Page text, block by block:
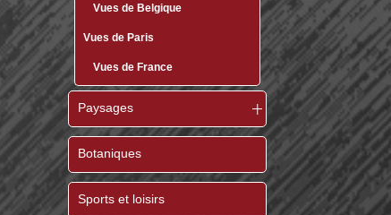
Vues de Belgique
Vues de Paris
Vues de France
Paysages
Botaniques
Sports et loisirs